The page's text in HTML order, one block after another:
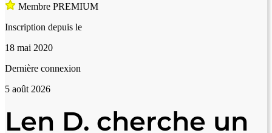
Membre PREMIUM
Inscription depuis le
18 mai 2020
Dernière connexion
5 août 2026
Len D. cherche un